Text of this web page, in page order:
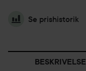
Se prishistorik
BESKRIVELSE